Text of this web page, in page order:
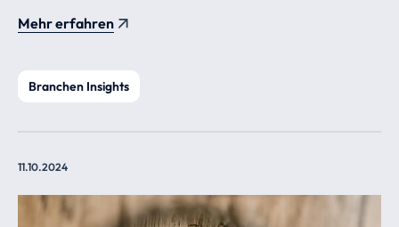
Mehr erfahren
Branchen Insights
11.10.2024